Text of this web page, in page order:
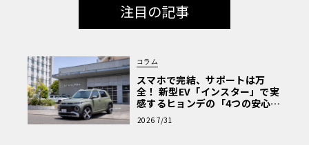
注目の記事
コラム
スマホで完結、サポートは万
全！ 新型EV「インスター」で実
感するヒョンデの「4つの安心」
【第1回・ヒョンデ6つの疑問：
Why? Hyundai?】〈PR〉
2026 7/31